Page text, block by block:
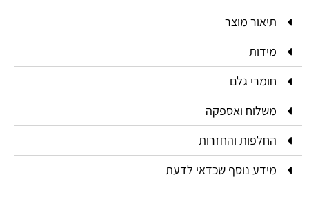
תיאור מוצר
מידות
חומרי גלם
משלוח ואספקה
החלפות והחזרות
מידע נוסף שכדאי לדעת